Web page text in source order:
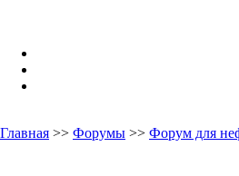
Главная >> Форумы >> Форум для